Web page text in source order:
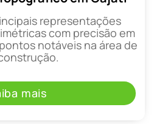
representações
com precisão em
notáveis na área de
mais